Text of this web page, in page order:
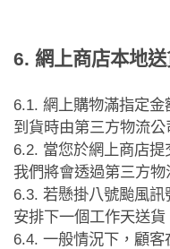
6. 網上商店本地
6.1. 網上購物滿指定金
到貨時由第三方物流公
6.2. 當您於網上商店提
我們將會透過第三方物
6.3. 若懸掛八號颱風
安排下一個工作天送貨
6.4. 一般情況下，顧